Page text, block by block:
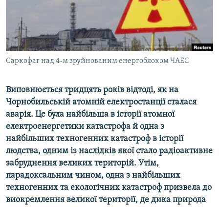
ВІДЕОУРОКИ «ELIFBE»
СВІДЧЕННЯ ОКУПАЦІЇ
УКРАЇНСЬКА ПРОБЛЕМА КРИМУ
ІНФОГРАФІКА
Русский
Qırımtatar
ДОЛУЧАЙСЯ!
Усі сайти RFE/RL
Саркофаг над 4-м зруйнованим енергоблоком ЧАЕС
Виповнюється тридцять років відтоді, як на
Чорнобильській атомній електростанції сталася
аварія. Це була найбільша в історії атомної
електроенергетики катастрофа й одна з
найбільших техногенних катастроф в історії
людства, одним із наслідків якої стало радіоактивне
забруднення великих територій. Утім,
парадоксальним чином, одна з найбільших
техногенних та екологічних катастроф призвела до
виокремлення великої території, де дика природа